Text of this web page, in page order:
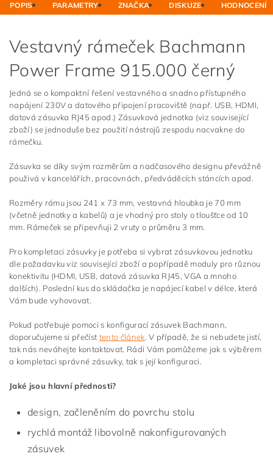
POPIS PARAMETRY ZNAČKA DISKUZE HODNOCENÍ
Vestavný rámeček Bachmann
Power Frame 915.000 černý
Jedná se o kompaktní řešení vestavného a snadno přístupného
napájení 230V a datového připojení pracoviště (např. USB, HDMI,
datová zásuvka RJ45 apod.) Zásuvková jednotka (viz související
zboží) se jednoduše bez použití nástrojů zespodu nacvakne do
rámečku.
Zásuvka se díky svým rozměrům a nadčasového designu převážně
použivá v kancelářích, pracovnách, předváděcích stáncích apod.
Rozměry rámu jsou 241 x 73 mm, vestavná hloubka je 70 mm
(včetně jednotky a kabelů) a je vhodný pro stoly o tloušťce od 10
mm. Rámeček se připevňuji 2 vruty o průměru 3 mm.
Pro kompletaci zásuvky je potřeba si vybrat zásuvkovou jednotku
dle požadavku viz související zboží a popřípadě moduly pro různou
konektivitu (HDMI, USB, datová zásuvka RJ45, VGA a mnoho
dalších). Poslední kus do skládačka je napájecí kabel v délce, která
Vám bude vyhovovat.
Pokud potřebuje pomoci s konfigurací zásuvek Bachmann,
doporučujeme si přečíst tento článek . V případě, že si nebudete jistí,
tak nás neváhejte kontaktovat. Rádi Vám pomůžeme jak s výběrem
a kompletaci správné zásuvky, tak s její konfiguraci.
Jaké jsou hlavní přednosti?
design, začleněním do povrchu stolu
rychlá montáž libovolně nakonfigurovaných
zásuvek